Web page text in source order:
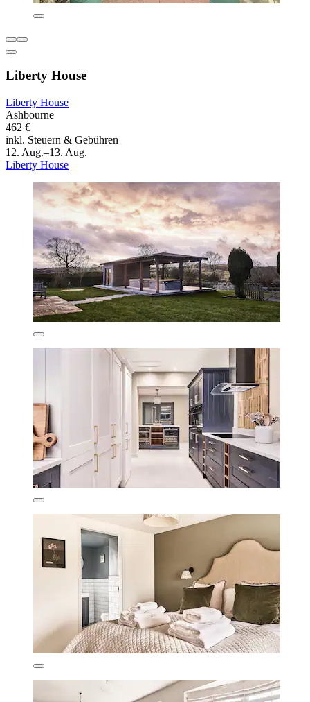
Liberty House
Liberty House
Ashbourne
462 €
inkl. Steuern & Gebühren
12. Aug.–13. Aug.
Liberty House